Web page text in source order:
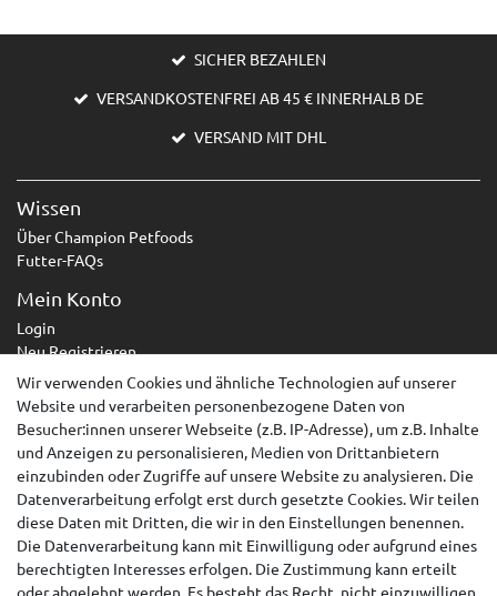
SICHER BEZAHLEN
VERSANDKOSTENFREI AB 45 € INNERHALB DE
VERSAND MIT DHL
Wissen
Über Champion Petfoods
Futter-FAQs
Mein Konto
Login
Neu Registrieren
Service
Zahlungsarten
Versandarten & -kosten
Kontakt
Widerrufsrecht
Widerruf erklären
AGB
Wir verwenden Cookies und ähnliche Technologien auf unserer
Website und verarbeiten personenbezogene Daten von
Besucher:innen unserer Webseite (z.B. IP-Adresse), um z.B. Inhalte
und Anzeigen zu personalisieren, Medien von Drittanbietern
einzubinden oder Zugriffe auf unsere Website zu analysieren. Die
Datenverarbeitung erfolgt erst durch gesetzte Cookies. Wir teilen
diese Daten mit Dritten, die wir in den Einstellungen benennen.
Die Datenverarbeitung kann mit Einwilligung oder aufgrund eines
berechtigten Interesses erfolgen. Die Zustimmung kann erteilt
oder abgelehnt werden. Es besteht das Recht, nicht einzuwilligen